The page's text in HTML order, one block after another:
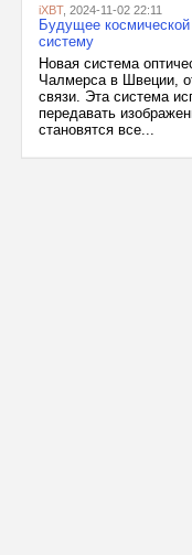
iXBT, 2024-11-02 22:11
Будущее
систему
Новая система
Чалмерса в Швеции,
связи. Эта система
передавать
становятся все...